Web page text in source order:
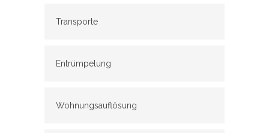
Transporte
Entrümpelung
Wohnungsauflösung